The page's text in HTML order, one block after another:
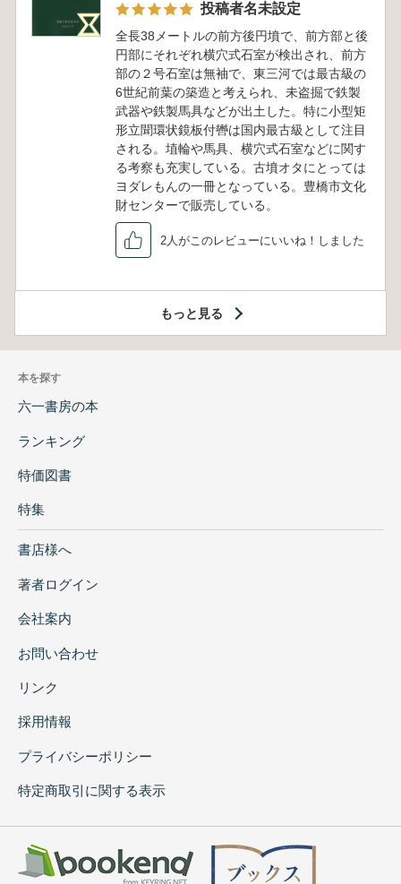
投稿者名未設定
全長38メートルの前方後円墳で、前方部と後
円部にそれぞれ横穴式石室が検出され、前方
部の２号石室は無袖で、東三河では最古級の
6世紀前葉の築造と考えられ、未盗掘で鉄製
武器や鉄製馬具などが出土した。特に小型矩
形立聞環状鏡板付轡は国内最古級として注目
される。埴輪や馬具、横穴式石室などに関す
る考察も充実している。古墳オタにとっては
ヨダレもんの一冊となっている。豊橋市文化
財センターで販売している。
2人がこのレビューにいいね！しました
もっと見る
本を探す
六一書房の本
ランキング
特価図書
特集
書店様へ
著者ログイン
会社案内
お問い合わせ
リンク
採用情報
プライバシーポリシー
特定商取引に関する表示